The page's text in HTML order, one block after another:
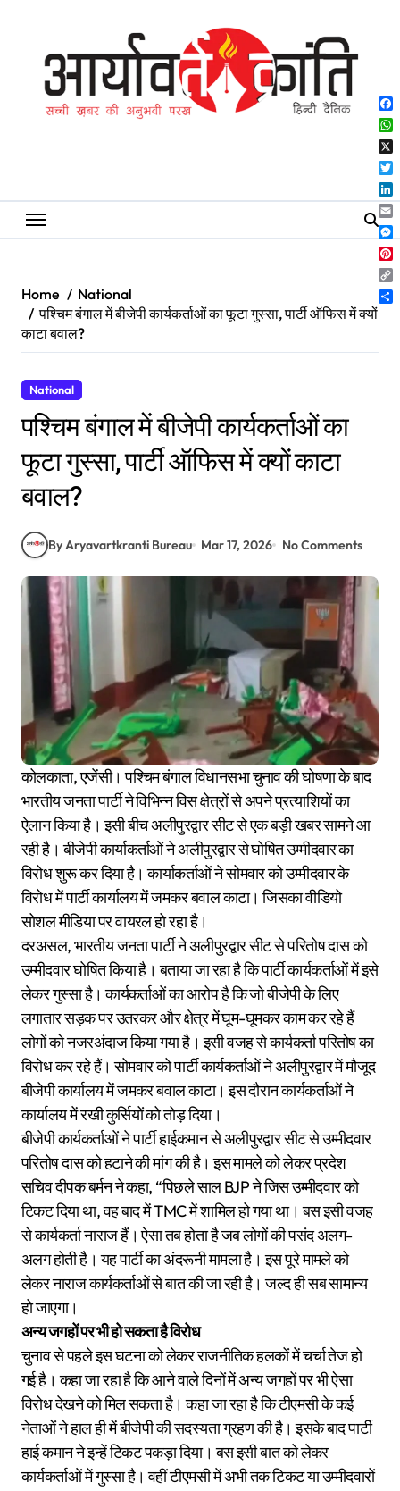
Home
National
पश्चिम बंगाल में बीजेपी कार्यकर्ताओं का फूटा गुस्सा, पार्टी ऑफिस में क्यों
काटा बवाल?
National
पश्चिम बंगाल में बीजेपी कार्यकर्ताओं का
फूटा गुस्सा, पार्टी ऑफिस में क्यों काटा
बवाल?
By Aryavartkranti Bureau Mar 17, 2026 No Comments
कोलकाता, एजेंसी। पश्चिम बंगाल विधानसभा चुनाव की घोषणा के बाद
भारतीय जनता पार्टी ने विभिन्न विस क्षेत्रों से अपने प्रत्याशियों का
ऐलान किया है। इसी बीच अलीपुरद्वार सीट से एक बड़ी खबर सामने आ
रही है। बीजेपी कार्याकर्ताओं ने अलीपुरद्वार से घोषित उम्मीदवार का
विरोध शुरू कर दिया है। कार्याकर्ताओं ने सोमवार को उम्मीदवार के
विरोध में पार्टी कार्यालय में जमकर बवाल काटा। जिसका वीडियो
सोशल मीडिया पर वायरल हो रहा है।
दरअसल, भारतीय जनता पार्टी ने अलीपुरद्वार सीट से परितोष दास को
उम्मीदवार घोषित किया है। बताया जा रहा है कि पार्टी कार्यकर्ताओं में इसे
लेकर गुस्सा है। कार्यकर्ताओं का आरोप है कि जो बीजेपी के लिए
लगातार सड़क पर उतरकर और क्षेत्र में घूम-घूमकर काम कर रहे हैं
लोगों को नजरअंदाज किया गया है। इसी वजह से कार्यकर्ता परितोष का
विरोध कर रहे हैं। सोमवार को पार्टी कार्यकर्ताओं ने अलीपुरद्वार में मौजूद
बीजेपी कार्यालय में जमकर बवाल काटा। इस दौरान कार्यकर्ताओं ने
कार्यालय में रखी कुर्सियों को तोड़ दिया।
बीजेपी कार्यकर्ताओं ने पार्टी हाईकमान से अलीपुरद्वार सीट से उम्मीदवार
परितोष दास को हटाने की मांग की है। इस मामले को लेकर प्रदेश
सचिव दीपक बर्मन ने कहा, “पिछले साल BJP ने जिस उम्मीदवार को
टिकट दिया था, वह बाद में TMC में शामिल हो गया था। बस इसी वजह
से कार्यकर्ता नाराज हैं। ऐसा तब होता है जब लोगों की पसंद अलग-
अलग होती है। यह पार्टी का अंदरूनी मामला है। इस पूरे मामले को
लेकर नाराज कार्यकर्ताओं से बात की जा रही है। जल्द ही सब सामान्य
हो जाएगा।
अन्य जगहों पर भी हो सकता है विरोध
चुनाव से पहले इस घटना को लेकर राजनीतिक हलकों में चर्चा तेज हो
गई है। कहा जा रहा है कि आने वाले दिनों में अन्य जगहों पर भी ऐसा
विरोध देखने को मिल सकता है। कहा जा रहा है कि टीएमसी के कई
नेताओं ने हाल ही में बीजेपी की सदस्यता ग्रहण की है। इसके बाद पार्टी
हाई कमान ने इन्हें टिकट पकड़ा दिया। बस इसी बात को लेकर
कार्यकर्ताओं में गुस्सा है। वहीं टीएमसी में अभी तक टिकट या उम्मीदवारों
X